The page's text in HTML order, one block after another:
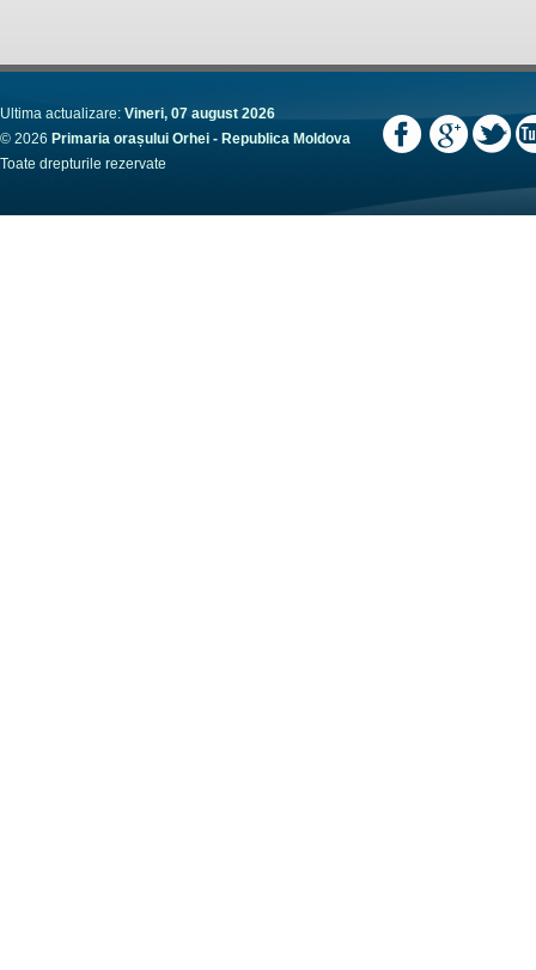
Ultima actualizare: Vineri, 07 august 2026
© 2026 Primaria orașului Orhei - Republica Moldova
Toate drepturile rezervate